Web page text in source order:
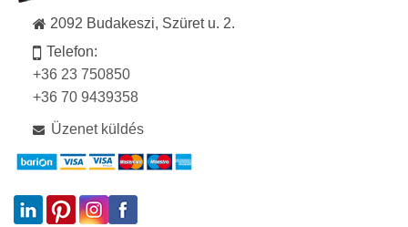
2092 Budakeszi, Szüret u. 2.
Telefon:
+36 23 750850
+36 70 9439358
Üzenet küldés